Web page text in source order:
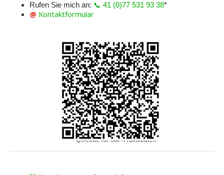
Rufen Sie mich an: 📞 41 (0)77 531 93 38*
@ Kontaktformular
QR-Code für owi - Praxis-Daten